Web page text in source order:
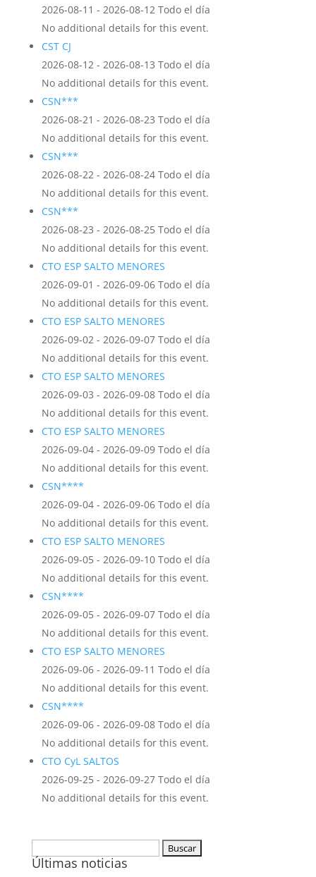
2026-08-11 - 2026-08-12 Todo el día
No additional details for this event.
CST CJ
2026-08-12 - 2026-08-13 Todo el día
No additional details for this event.
CSN***
2026-08-21 - 2026-08-23 Todo el día
No additional details for this event.
CSN***
2026-08-22 - 2026-08-24 Todo el día
No additional details for this event.
CSN***
2026-08-23 - 2026-08-25 Todo el día
No additional details for this event.
CTO ESP SALTO MENORES
2026-09-01 - 2026-09-06 Todo el día
No additional details for this event.
CTO ESP SALTO MENORES
2026-09-02 - 2026-09-07 Todo el día
No additional details for this event.
CTO ESP SALTO MENORES
2026-09-03 - 2026-09-08 Todo el día
No additional details for this event.
CTO ESP SALTO MENORES
2026-09-04 - 2026-09-09 Todo el día
No additional details for this event.
CSN****
2026-09-04 - 2026-09-06 Todo el día
No additional details for this event.
CTO ESP SALTO MENORES
2026-09-05 - 2026-09-10 Todo el día
No additional details for this event.
CSN****
2026-09-05 - 2026-09-07 Todo el día
No additional details for this event.
CTO ESP SALTO MENORES
2026-09-06 - 2026-09-11 Todo el día
No additional details for this event.
CSN****
2026-09-06 - 2026-09-08 Todo el día
No additional details for this event.
CTO CyL SALTOS
2026-09-25 - 2026-09-27 Todo el día
No additional details for this event.
Últimas noticias